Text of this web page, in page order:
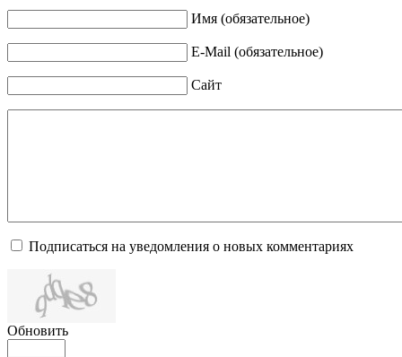
Имя (обязательное)
E-Mail (обязательное)
Сайт
Подписаться на уведомления о новых комментариях
Обновить